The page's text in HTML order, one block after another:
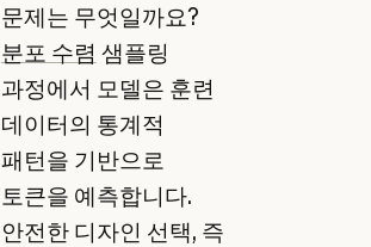
문제는 무엇일까요?
분포 수렴 샘플링
과정에서 모델은 훈련
데이터의 통계적
패턴을 기반으로
토큰을 예측합니다.
안전한 디자인 선택, 즉